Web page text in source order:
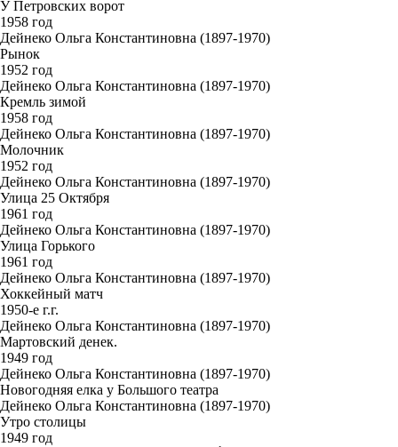
У Петровских ворот
1958 год
Дейнеко Ольга Константиновна (1897-1970)
Рынок
1952 год
Дейнеко Ольга Константиновна (1897-1970)
Кремль зимой
1958 год
Дейнеко Ольга Константиновна (1897-1970)
Молочник
1952 год
Дейнеко Ольга Константиновна (1897-1970)
Улица 25 Октября
1961 год
Дейнеко Ольга Константиновна (1897-1970)
Улица Горького
1961 год
Дейнеко Ольга Константиновна (1897-1970)
Хоккейный матч
1950-е г.г.
Дейнеко Ольга Константиновна (1897-1970)
Мартовский денек.
1949 год
Дейнеко Ольга Константиновна (1897-1970)
Новогодняя елка у Большого театра
Дейнеко Ольга Константиновна (1897-1970)
Утро столицы
1949 год